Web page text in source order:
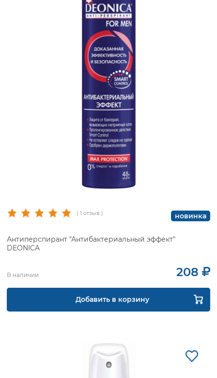
( 1 отзыв ) новинка
Антиперспирант "Антибактериальный эффект"
DEONICA
В наличии 208
Добавить в корзину